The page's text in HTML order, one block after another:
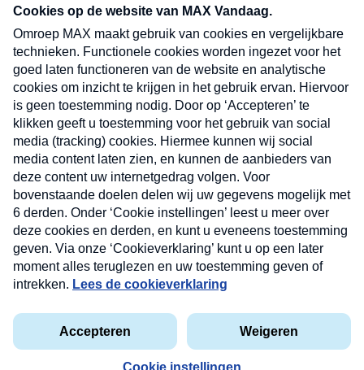
nieuwsbrief. Elke vrijdag- en dinsdagochtend in
uw mailbox.
Verzend
Privacyverklaring
Cookieverklaring
Kwetsbaarheid melden
Copyright © 2026 MAX Vandaag - Omroep MAX
Nieuwsbrief
Neem hier een gratis abonnement op onze
nieuwsbrief. Elke vrijdag- en dinsdagochtend in uw